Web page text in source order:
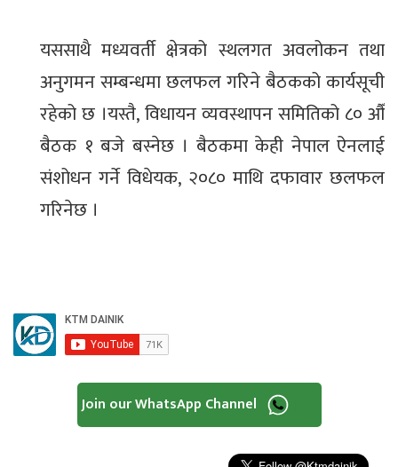
यससाथै मध्यवर्ती क्षेत्रको स्थलगत अवलोकन तथा
अनुगमन सम्बन्धमा छलफल गरिने बैठकको कार्यसूची
रहेको छ ।यस्तै, विधायन व्यवस्थापन समितिको ८० औँ
बैठक १ बजे बस्नेछ । बैठकमा केही नेपाल ऐनलाई
संशोधन गर्ने विधेयक, २०८० माथि दफावार छलफल
गरिनेछ ।
Join our WhatsApp Channel